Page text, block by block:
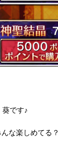
です♪
な楽しめてる？